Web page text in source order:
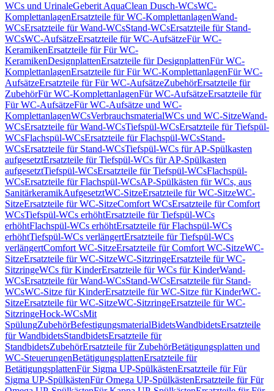
WCs und UrinaleGeberit AquaClean Dusch-WCsWC-
KomplettanlagenErsatzteile für WC-KomplettanlagenWand-
WCsErsatzteile für Wand-WCsStand-WCsErsatzteile für Stand-
WCsWC-AufsätzeErsatzteile für WC-AufsätzeFür WC-
KeramikenErsatzteile für Für WC-
KeramikenDesignplattenErsatzteile für DesignplattenFür WC-
KomplettanlagenErsatzteile für Für WC-KomplettanlagenFür WC-
AufsätzeErsatzteile für Für WC-AufsätzeZubehörErsatzteile für
ZubehörFür WC-KomplettanlagenFür WC-AufsätzeErsatzteile für
Für WC-AufsätzeFür WC-Aufsätze und WC-
KomplettanlagenWCsVerbrauchsmaterialWCs und WC-SitzeWand-
WCsErsatzteile für Wand-WCsTiefspül-WCsErsatzteile für Tiefspül-
WCsFlachspül-WCsErsatzteile für Flachspül-WCsStand-
WCsErsatzteile für Stand-WCsTiefspül-WCs für AP-Spülkasten
aufgesetztErsatzteile für Tiefspül-WCs für AP-Spülkasten
aufgesetztTiefspül-WCsErsatzteile für Tiefspül-WCsFlachspül-
WCsErsatzteile für Flachspül-WCsAP-Spülkästen für WCs, aus
SanitärkeramikAufgesetztWC-SitzeErsatzteile für WC-SitzeWC-
SitzeErsatzteile für WC-SitzeComfort WCsErsatzteile für Comfort
WCsTiefspül-WCs erhöhtErsatzteile für Tiefspül-WCs
erhöhtFlachspül-WCs erhöhtErsatzteile für Flachspül-WCs
erhöhtTiefspül-WCs verlängertErsatzteile für Tiefspül-WCs
verlängertComfort WC-SitzeErsatzteile für Comfort WC-SitzeWC-
SitzeErsatzteile für WC-SitzeWC-SitzringeErsatzteile für WC-
SitzringeWCs für KinderErsatzteile für WCs für KinderWand-
WCsErsatzteile für Wand-WCsStand-WCsErsatzteile für Stand-
WCsWC-Sitze für KinderErsatzteile für WC-Sitze für KinderWC-
SitzeErsatzteile für WC-SitzeWC-SitzringeErsatzteile für WC-
SitzringeHock-WCsMit
SpülungZubehörBefestigungsmaterialBidetsWandbidetsErsatzteile
für WandbidetsStandbidetsErsatzteile für
StandbidetsZubehörErsatzteile für ZubehörBetätigungsplatten und
WC-SteuerungenBetätigungsplattenErsatzteile für
BetätigungsplattenFür Sigma UP-SpülkästenErsatzteile für Für
Sigma UP-SpülkästenFür Omega UP-SpülkästenErsatzteile für Für